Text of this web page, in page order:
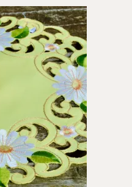
több
variációja
van.
A
változatok
a
termékoldalon
választhatók
ki